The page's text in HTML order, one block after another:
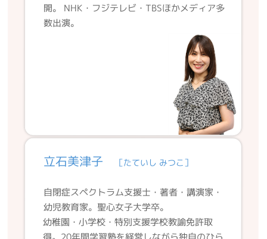
開。 NHK・フジテレビ・TBSほかメディア多
数出演。
立石美津子 ［たていし みつこ］
自閉症スペクトラム支援士・著者・講演家・
幼児教育家。聖心女子大学卒。
幼稚園・小学校・特別支援学校教諭免許取